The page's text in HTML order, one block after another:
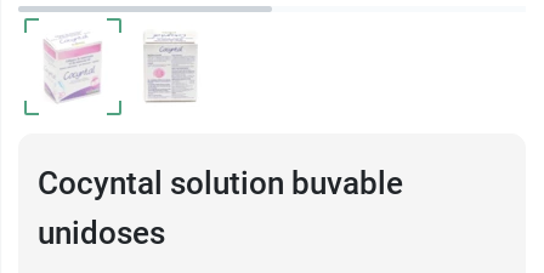
Cocyntal solution buvable
unidoses